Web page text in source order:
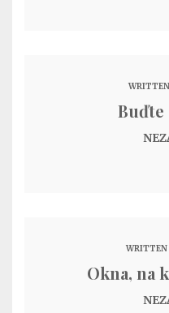
WRITTEN
Okna, na